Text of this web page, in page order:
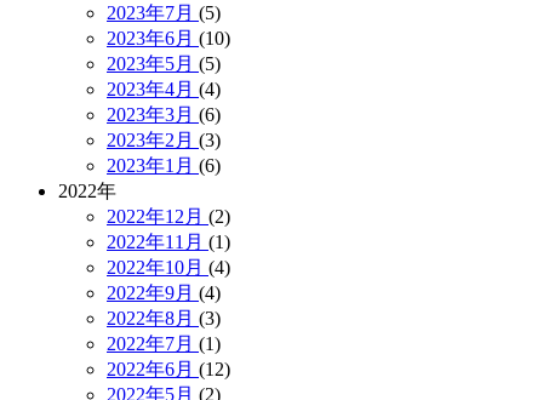
2023年7月 (5)
2023年6月 (10)
2023年5月 (5)
2023年4月 (4)
2023年3月 (6)
2023年2月 (3)
2023年1月 (6)
2022年
2022年12月 (2)
2022年11月 (1)
2022年10月 (4)
2022年9月 (4)
2022年8月 (3)
2022年7月 (1)
2022年6月 (12)
2022年5月 (2)